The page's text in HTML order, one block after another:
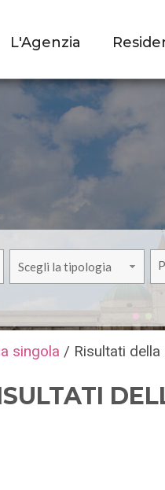
L'Agenzia
Scegli la tipologia
singola / Risultati